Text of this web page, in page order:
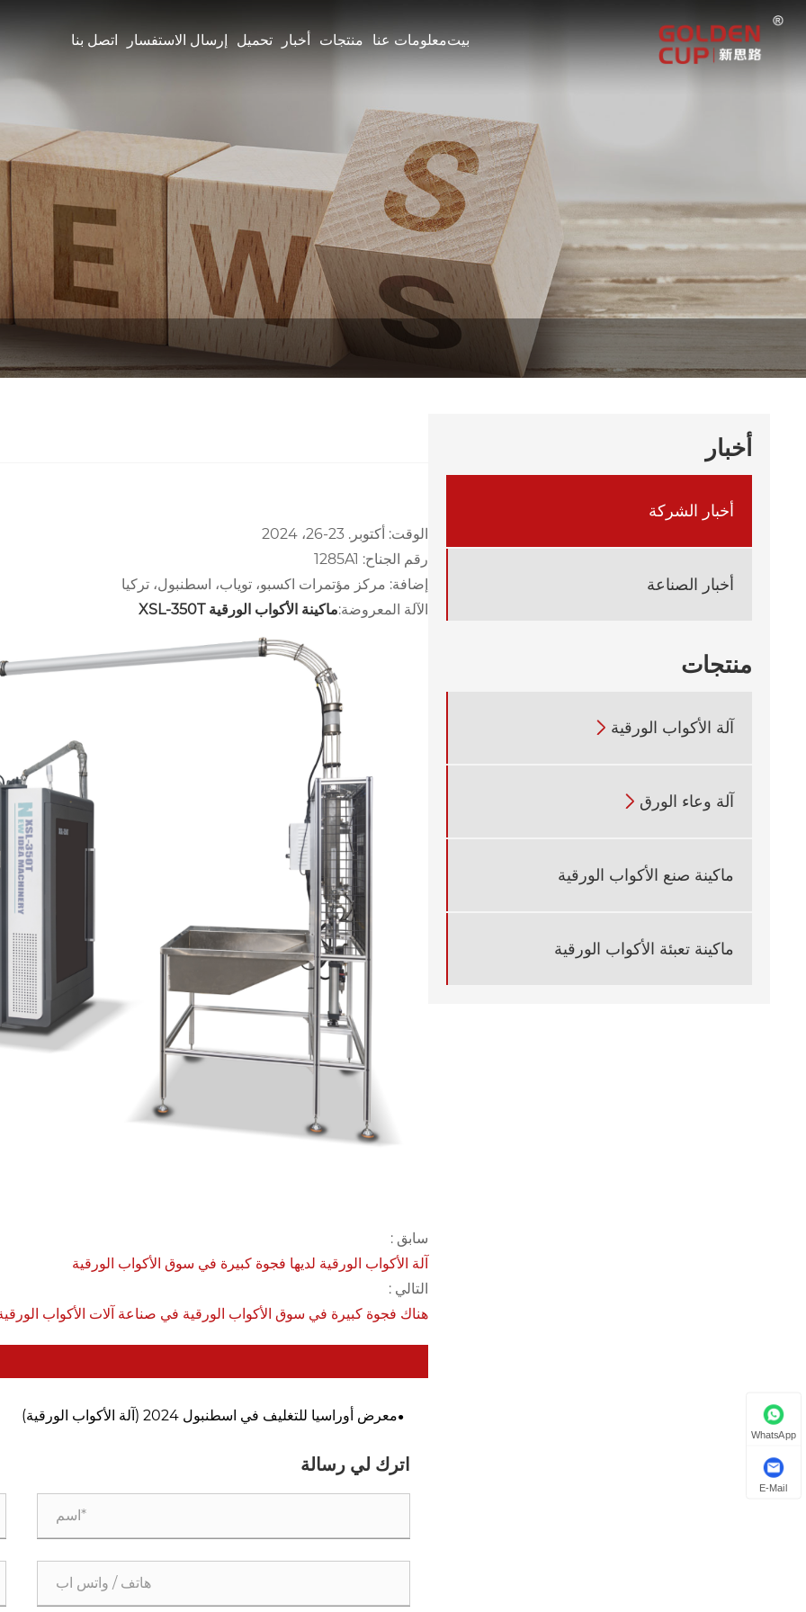
بيتمعلومات عنا منتجات أخبار تحميل إرسال الاستفسار اتصل بنا
أخبار
أخبار الشركة
أخبار الصناعة
منتجات
آلة الأكواب الورقية 
آلة وعاء الورق 
ماكينة صنع الأكواب الورقية
ماكينة تعبئة الأكواب الورقية
الوقت: أكتوبر. 23-26، 2024
رقم الجناح: 1285A1
إضافة: مركز مؤتمرات اكسبو، توياب، اسطنبول، تركيا
الآلة المعروضة:ماكينة الأكواب الورقية XSL-350T
سابق :
آلة الأكواب الورقية لديها فجوة كبيرة في سوق الأكواب الورقية
التالي :
هناك فجوة كبيرة في سوق الأكواب الورقية في صناعة آلات الأكواب
معرض أوراسيا للتغليف في اسطنبول 2024 (آلة الأكواب الورقية)
اترك لي رسالة
WhatsApp
E-Mail